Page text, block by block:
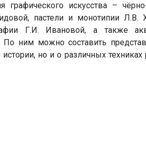
графического искусства –
пастели и монотипии Л.В.
Г.И. Ивановой, а также
ним можно составить
но и о различных техниках